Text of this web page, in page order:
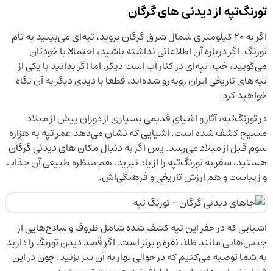
تورنگ‌تپه از دیدنی های گرگان
اگر به ۲۰ کیلومتری شمال شرق گرگان بروید، تپه‌ای می‌بینید به نام
تورنگ. اگر درباره آن اطلاعاتی نداشته باشید، احتمالا با خودتان
می‌گویید، خب! تپه‌ای در کنار آب است دیگر. اما اگر بدانید با یکی از
تپه‌های تاریخی ایران روبه‌رو شده‌اید، قطعا با دیدی دیگر به آن نگاه
خواهید کرد.
در تورنگ‌تپه، آثار و اشیای قدیمی بسیاری از دوران پیش از میلاد
مسیح کشف شده است. اشیایی که نشان می‌دهد عمر تپه به هزاره
سوم قبل از میلاد می‌رسد. پس اگر به دنبال مکان های دیدنی گرگان
هستید، سفر به تورنگ‌تپه را از یاد نبرید. هم منظره طبیعی آن جذاب
و زیباست و هم ارزش تاریخی و فرهنگی‌اش.
اشیایی که در حفر این تپه کشف شده شامل ظروف و سلاح‌هایی از
جنس‌هایی مانند طلا، نقره و برنز است. اگر قصد دیدن تورنگ را دارید
به شما توصیه می‌کنیم که در حوالی بهار به آن سر بزنید. چون در این